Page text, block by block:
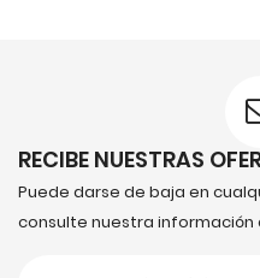
RECIBE NUESTRAS
Puede darse de baja en
consulte nuestra